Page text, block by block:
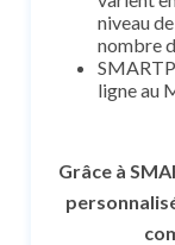
niveau
nombre
ligne au
Grâce à